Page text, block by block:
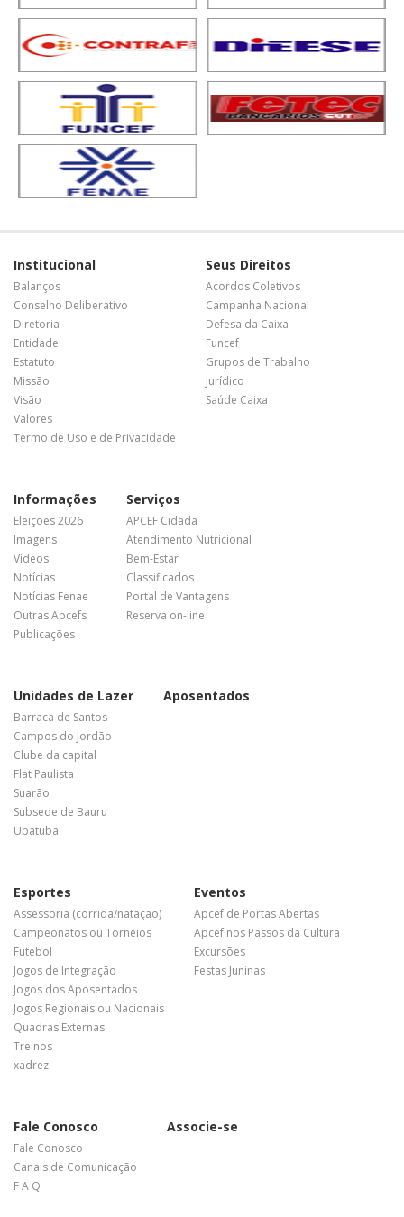
Institucional
Balanços
Conselho Deliberativo
Diretoria
Entidade
Estatuto
Missão
Visão
Valores
Termo de Uso e de Privacidade
Seus Direitos
Acordos Coletivos
Campanha Nacional
Defesa da Caixa
Funcef
Grupos de Trabalho
Jurídico
Saúde Caixa
Informações
Eleições 2026
Imagens
Vídeos
Notícias
Notícias Fenae
Outras Apcefs
Publicações
Serviços
APCEF Cidadã
Atendimento Nutricional
Bem-Estar
Classificados
Portal de Vantagens
Reserva on-line
Unidades de Lazer
Barraca de Santos
Campos do Jordão
Clube da capital
Flat Paulista
Suarão
Subsede de Bauru
Ubatuba
Aposentados
Esportes
Assessoria (corrida/natação)
Campeonatos ou Torneios
Futebol
Jogos de Integração
Jogos dos Aposentados
Jogos Regionais ou Nacionais
Quadras Externas
Treinos
xadrez
Eventos
Apcef de Portas Abertas
Apcef nos Passos da Cultura
Excursões
Festas Juninas
Fale Conosco
Fale Conosco
Canais de Comunicação
F A Q
Associe-se